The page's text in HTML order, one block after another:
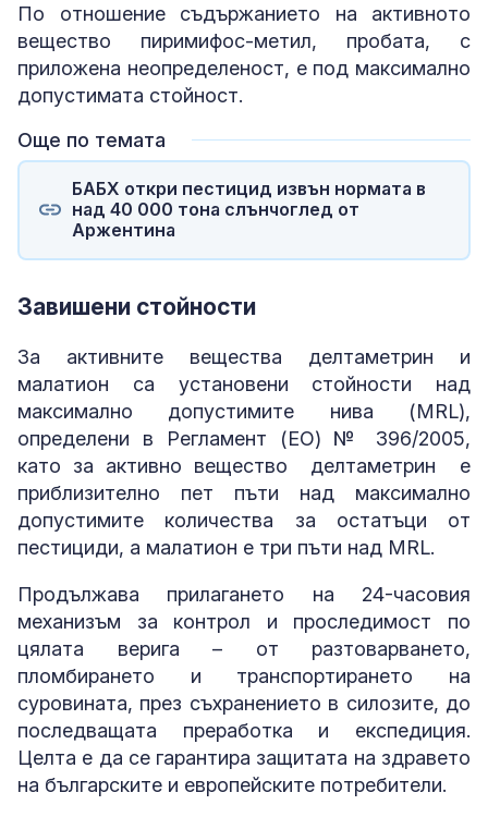
По отношение съдържанието на активното
вещество пиримифос-метил, пробата, с
приложена неопределеност, е под максимално
допустимата стойност.
Още по темата
БАБХ откри пестицид извън нормата в
над 40 000 тона слънчоглед от
Аржентина
Завишени стойности
За активните вещества делтаметрин и
малатион са установени стойности над
максимално допустимите нива (MRL),
определени в Регламент (ЕО) № 396/2005,
като за активно вещество делтаметрин е
приблизително пет пъти над максимално
допустимите количества за остатъци от
пестициди, а малатион е три пъти над MRL.
Продължава прилагането на 24-часовия
механизъм за контрол и проследимост по
цялата верига – от разтоварването,
пломбирането и транспортирането на
суровината, през съхранението в силозите, до
последващата преработка и експедиция.
Целта е да се гарантира защитата на здравето
на българските и европейските потребители.